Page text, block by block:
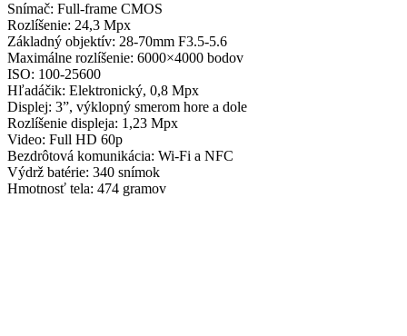
Snímač: Full-frame CMOS
Rozlíšenie: 24,3 Mpx
Základný objektív: 28-70mm F3.5-5.6
Maximálne rozlíšenie: 6000×4000 bodov
ISO: 100-25600
Hľadáčik: Elektronický, 0,8 Mpx
Displej: 3”, výklopný smerom hore a dole
Rozlíšenie displeja: 1,23 Mpx
Video: Full HD 60p
Bezdrôtová komunikácia: Wi-Fi a NFC
Výdrž batérie: 340 snímok
Hmotnosť tela: 474 gramov